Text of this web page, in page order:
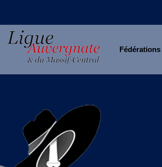
Fédérations